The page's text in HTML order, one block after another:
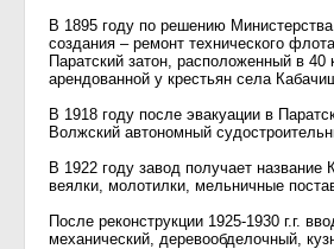
В 1895 году по решению
создания – ремонт технического
Паратский затон, расположенный в
арендованной у крестьян села
В 1918 году после эвакуации в
Волжский автономный
В 1922 году завод получает
веялки, молотилки, мельничные
После реконструкции 1925-1930 г.г.
механический, деревообделочный,